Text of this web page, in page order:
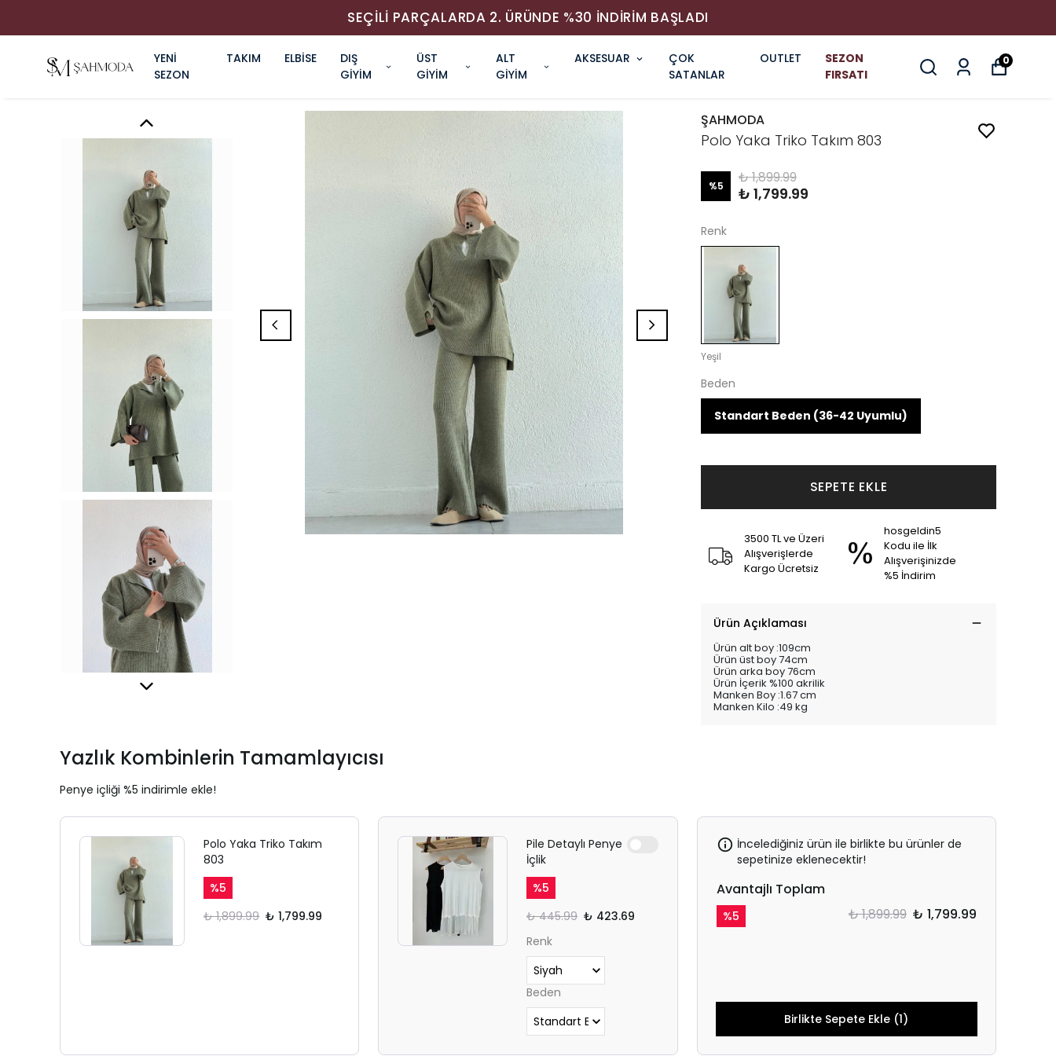
SEÇİLİ PARÇALARDA 2. ÜRÜNDE %30 İNDİRİM BAŞLADI
YENİ
SEZON
TAKIM ELBİSE
DIŞ
GİYİM
ÜST
GİYİM
ALT
GİYİM
AKSESUAR
ÇOK
SATANLAR
OUTLET
SEZON
FIRSATI
0
ŞAHMODA
Polo Yaka Triko Takım 803
%5 ₺ 1,899.99
₺ 1,799.99
Renk
Yeşil
Beden
Standart Beden (36-42 Uyumlu)
SEPETE EKLE
3500 TL ve Üzeri
Alışverişlerde
Kargo Ücretsiz
hosgeldin5
Kodu ile İlk
Alışverişinizde
%5 İndirim
Ürün Açıklaması
Ürün alt boy :109cm
Ürün üst boy 74cm
Ürün arka boy 76cm
Ürün İçerik %100 akrilik
Manken Boy :1.67 cm
Manken Kilo :49 kg
Yazlık Kombinlerin Tamamlayıcısı
Penye içliği %5 indirimle ekle!
Polo Yaka Triko Takım
803
%5
₺ 1,899.99 ₺ 1,799.99
Pile Detaylı Penye
İçlik
%5
₺ 445.99 ₺ 423.69
Renk
Beden
İncelediğiniz ürün ile birlikte bu ürünler de
sepetinize eklenecektir!
Avantajlı Toplam
%5 ₺ 1,899.99 ₺ 1,799.99
Birlikte Sepete Ekle (1)